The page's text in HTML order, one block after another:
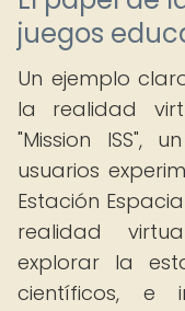
juegos
Un ejemplo
la realidad
"Mission ISS",
usuarios
Estación
realidad
explorar la
científicos, e